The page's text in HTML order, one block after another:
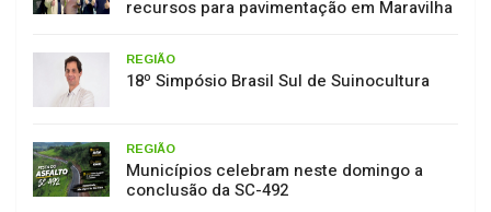
recursos para pavimentação em Maravilha
REGIÃO
18º Simpósio Brasil Sul de Suinocultura
REGIÃO
Municípios celebram neste domingo a
conclusão da SC-492